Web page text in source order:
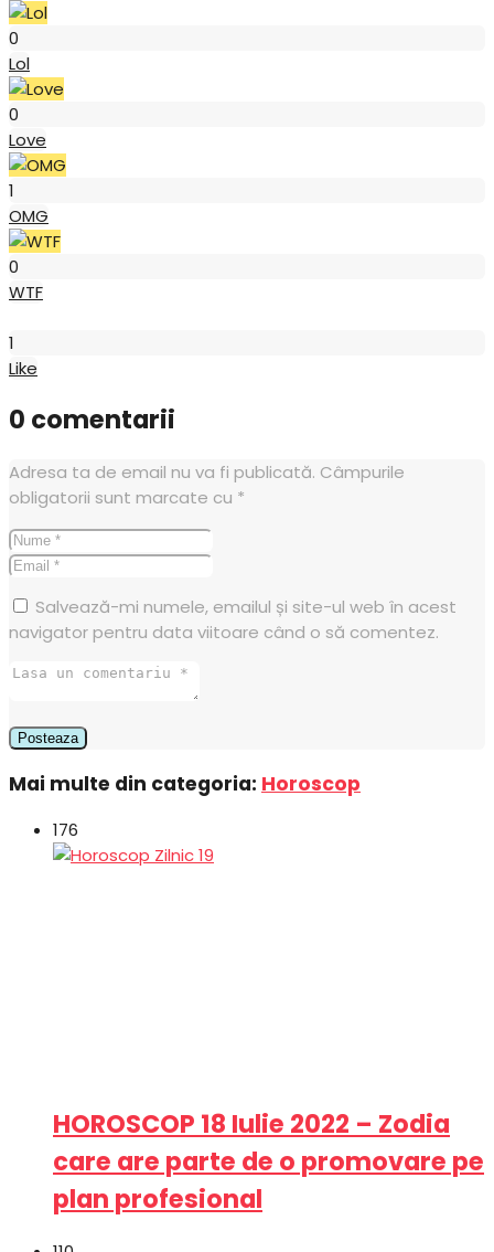
0
Lol
0
Love
1
OMG
0
WTF
1
Like
0 comentarii
Adresa ta de email nu va fi publicată. Câmpurile
obligatorii sunt marcate cu *
Salvează-mi numele, emailul și site-ul web în acest
navigator pentru data viitoare când o să comentez.
Mai multe din categoria: Horoscop
176
HOROSCOP 18 Iulie 2022 – Zodia
care are parte de o promovare pe
plan profesional